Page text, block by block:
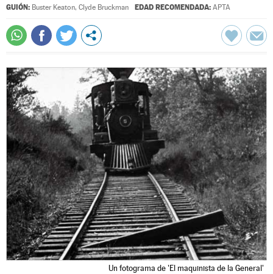
GUIÓN: Buster Keaton, Clyde Bruckman EDAD RECOMENDADA: APTA
Un fotograma de 'El maquinista de la General'